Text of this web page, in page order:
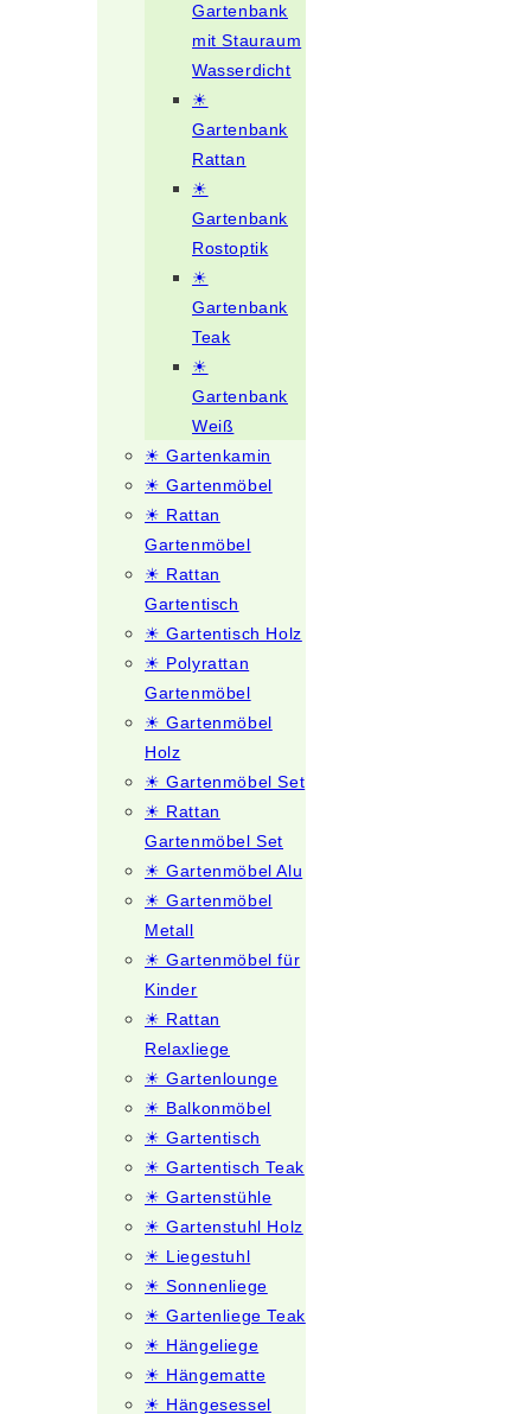
Gartenbank
mit Stauraum
Wasserdicht
☀
Gartenbank
Rattan
☀
Gartenbank
Rostoptik
☀
Gartenbank
Teak
☀
Gartenbank
Weiß
☀ Gartenkamin
☀ Gartenmöbel
☀ Rattan
Gartenmöbel
☀ Rattan
Gartentisch
☀ Gartentisch Holz
☀ Polyrattan
Gartenmöbel
☀ Gartenmöbel
Holz
☀ Gartenmöbel Set
☀ Rattan
Gartenmöbel Set
☀ Gartenmöbel Alu
☀ Gartenmöbel
Metall
☀ Gartenmöbel für
Kinder
☀ Rattan
Relaxliege
☀ Gartenlounge
☀ Balkonmöbel
☀ Gartentisch
☀ Gartentisch Teak
☀ Gartenstühle
☀ Gartenstuhl Holz
☀ Liegestuhl
☀ Sonnenliege
☀ Gartenliege Teak
☀ Hängeliege
☀ Hängematte
☀ Hängesessel